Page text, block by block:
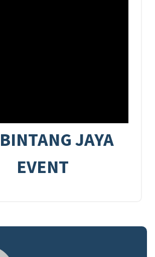
JAYA
EVENT